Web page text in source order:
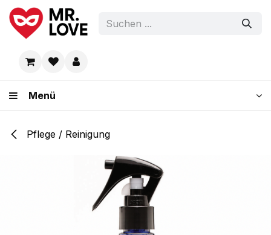
Zum Inhalt springen
Menü
Pflege / Reinigung